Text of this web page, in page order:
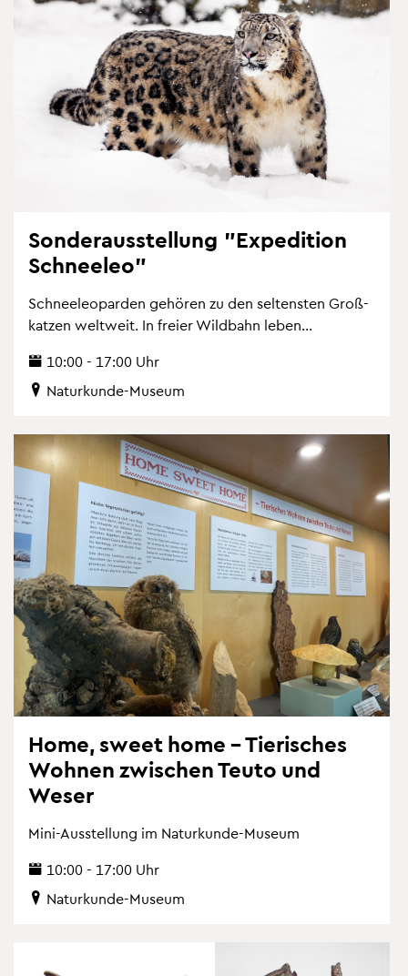
Son­der­aus­stel­lung "Ex­pe­di­ti­on
Schnee­leo"
Schnee­leo­par­den ge­hö­ren zu den sel­tens­ten Gro­ß­
kat­zen welt­weit. In frei­er Wild­bahn leben...
10:00 - 17:00 Uhr
Na­tur­kun­de-Mu­se­um
Home, sweet home – Tie­ri­sches
Woh­nen zwi­schen Teuto und
Weser
Mini-Aus­stel­lung im Na­tur­kun­de-Mu­se­um
10:00 - 17:00 Uhr
Na­tur­kun­de-Mu­se­um